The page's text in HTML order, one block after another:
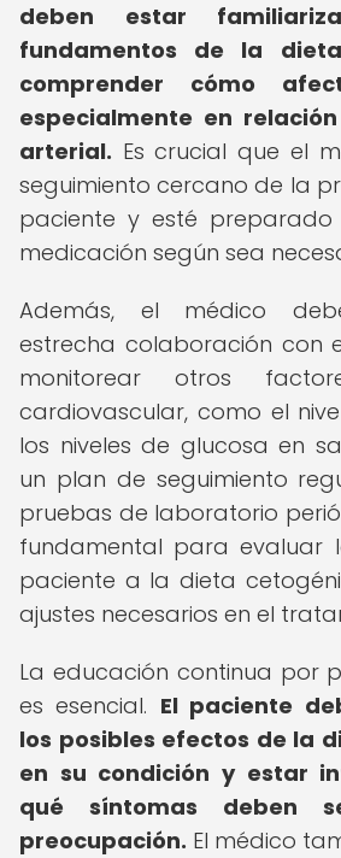
deben estar
fundamentos de la
comprender cómo
especialmente en
arterial. Es crucial que el
seguimiento cercano de la
paciente y esté
medicación según sea
Además, el médico
estrecha colaboración con
monitorear otros
cardiovascular, como el
los niveles de glucosa en
un plan de seguimiento
pruebas de laboratorio
fundamental para evaluar
paciente a la dieta
ajustes necesarios en el
La educación continua por
es esencial. El paciente
los posibles efectos de la
en su condición y estar
qué síntomas deben
preocupación. El médico